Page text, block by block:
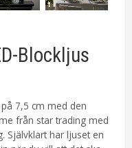
Blockljus
7,5 cm med den
från star trading med
Självklart har ljuset en